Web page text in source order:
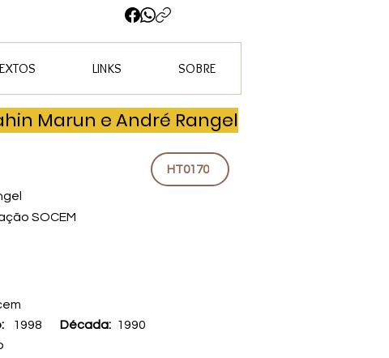
LINKS SOBRE
Marun e André Rangel
HT0170
SOCEM
1998
Década: 1990